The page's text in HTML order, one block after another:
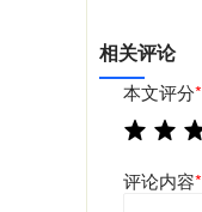
相关评论
本文评分*
评论内容*